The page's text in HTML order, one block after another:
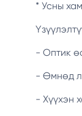
* Усны
- Оптик
- Өмнөд
- Хүүхэн